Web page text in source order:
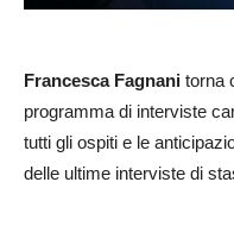
Francesca Fagnani torna
programma di interviste
tutti gli ospiti e le
delle ultime interviste di